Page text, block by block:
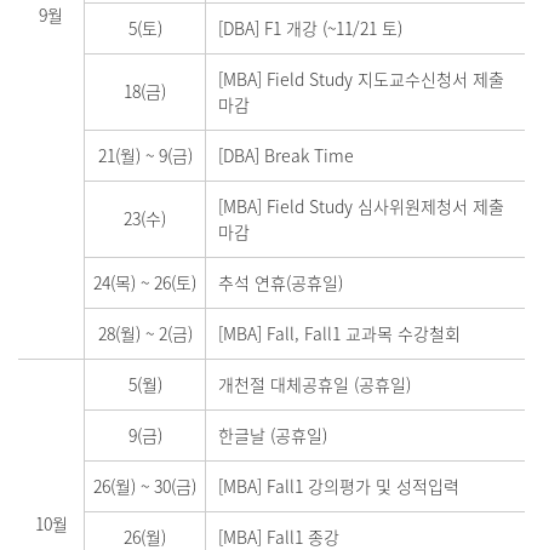
9월
5(토) [DBA] F1 개강 (~11/21 토)
18(금)
[MBA] Field Study 지도교수신청서 제출
마감
21(월) ~9(금) [DBA] Break Time
23(수)
[MBA] Field Study 심사위원제청서 제출
마감
24(목) ~ 26(토) 추석 연휴(공휴일)
28(월) ~2(금) [MBA] Fall, Fall1 교과목 수강철회
10월
5(월) 개천절 대체공휴일 (공휴일)
9(금) 한글날 (공휴일)
26(월) ~ 30(금) [MBA] Fall1 강의평가 및 성적입력
26(월) [MBA] Fall1 종강